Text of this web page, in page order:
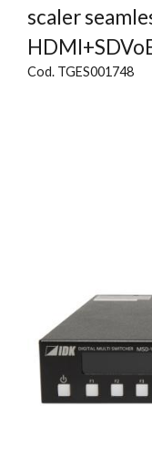
scaler
Cod. TGES001748